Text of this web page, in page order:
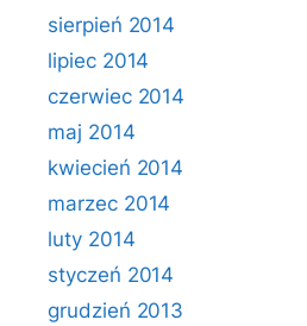
sierpień 2014
lipiec 2014
czerwiec 2014
maj 2014
kwiecień 2014
marzec 2014
luty 2014
styczeń 2014
grudzień 2013